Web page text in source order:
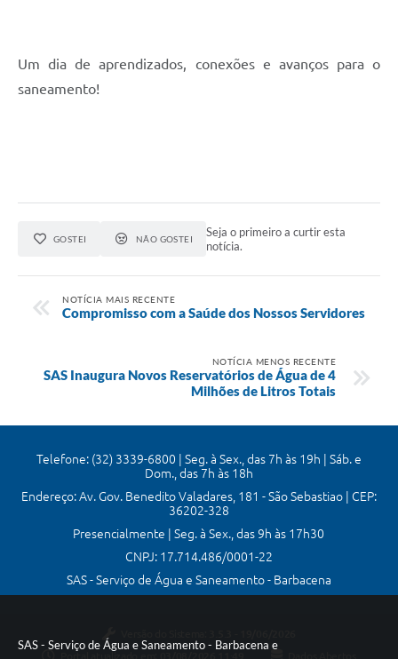
SAS - Serviço de Água e Saneamento - Barbacena e
Um dia de aprendizados, conexões e avanços para o
saneamento!
GOSTEI NÃO GOSTEI
Seja o primeiro a curtir esta
notícia.
NOTÍCIA MAIS RECENTE
Compromisso com a Saúde dos Nossos Servidores
NOTÍCIA MENOS RECENTE
SAS Inaugura Novos Reservatórios de Água de 4
Milhões de Litros Totais
Telefone: (32) 3339-6800 | Seg. à Sex., das 7h às 19h | Sáb. e
Dom., das 7h às 18h
Endereço: Av. Gov. Benedito Valadares, 181 - São Sebastiao | CEP:
36202-328
Presencialmente | Seg. à Sex., das 9h às 17h30
CNPJ: 17.714.486/0001-22
SAS - Serviço de Água e Saneamento - Barbacena